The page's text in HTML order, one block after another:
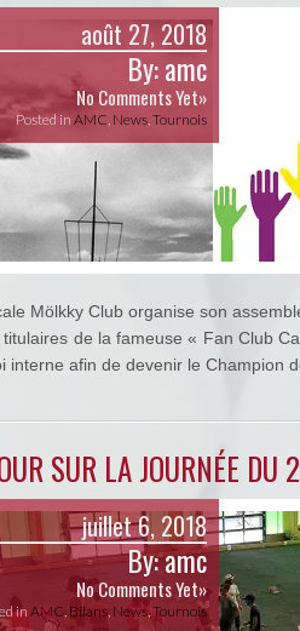
août 27, 2018
By:amc
No Comments Yet»
Posted in AMC, News,Tournois
Mölkky Club organise son
titulaires de la fameuse « Fan Club
interne afin de devenir le Champion
SUR LA JOURNÉE
juillet 6, 2018
By:amc
No Comments Yet»
inAMC, Bilans, News,Tournois